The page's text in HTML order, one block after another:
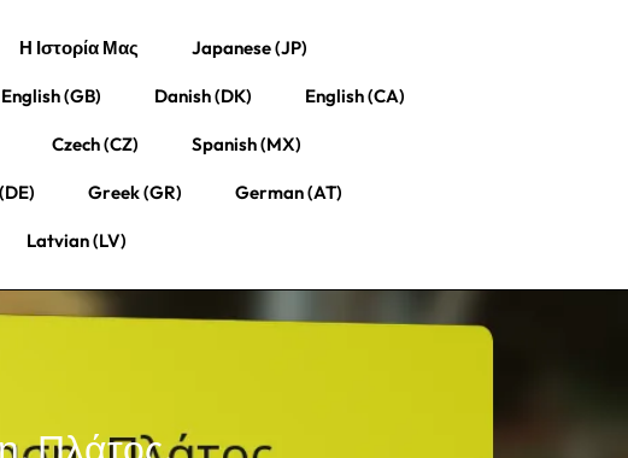
Η Ιστορία Μας Japanese (JP)
English (GB) Danish (DK) English (CA)
Czech (CZ) Spanish (MX)
Greek (GR) German (AT)
Latvian (LV)
Πλάτος,